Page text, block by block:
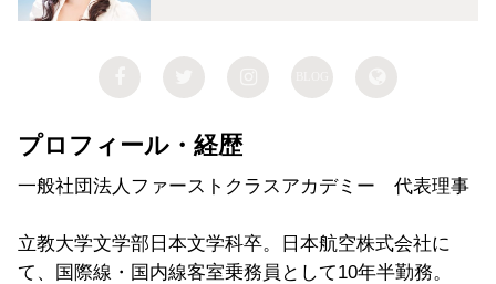
プロフィール・経歴
一般社団法人 ファーストクラスアカデミー 代表理事
立教大学文学部日本文学科卒。 日本航空株式会社に
て、国際線・国内線客室乗務員として10年半勤務。